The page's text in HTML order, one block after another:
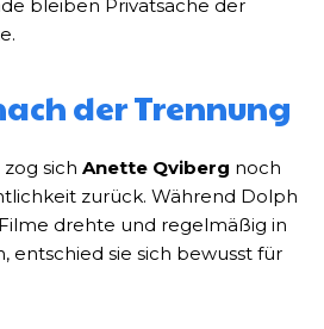
bleiben Privatsache der
der Trennung
sich Anette Qviberg noch
zurück. Während Dolph
drehte und regelmäßig in
entschied sie sich bewusst für